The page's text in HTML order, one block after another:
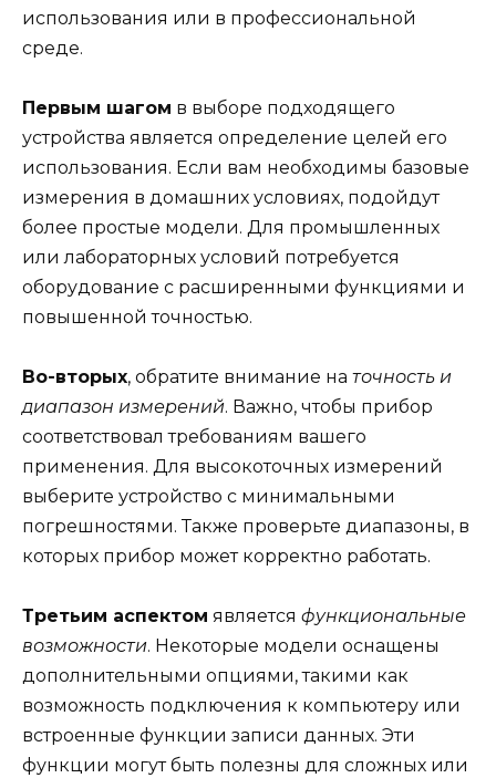
использования или в профессиональной
среде.
Первым шагом в выборе подходящего
устройства является определение целей его
использования. Если вам необходимы базовые
измерения в домашних условиях, подойдут
более простые модели. Для промышленных
или лабораторных условий потребуется
оборудование с расширенными функциями и
повышенной точностью.
Во-вторых, обратите внимание на точность и
диапазон измерений. Важно, чтобы прибор
соответствовал требованиям вашего
применения. Для высокоточных измерений
выберите устройство с минимальными
погрешностями. Также проверьте диапазоны, в
которых прибор может корректно работать.
Третьим аспектом является функциональные
возможности. Некоторые модели оснащены
дополнительными опциями, такими как
возможность подключения к компьютеру или
встроенные функции записи данных. Эти
функции могут быть полезны для сложных или